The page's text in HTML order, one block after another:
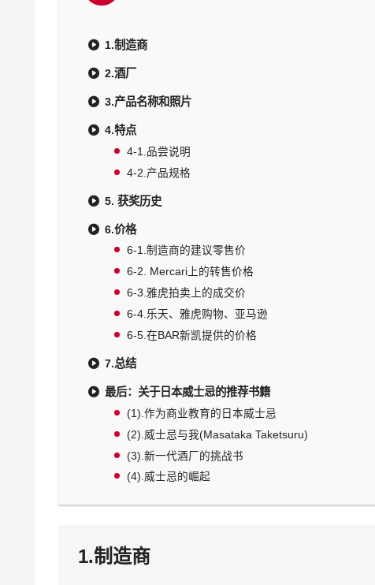
1.制造商
2.酒厂
3.产品名称和照片
4.特点
4-1.品尝说明
4-2.产品规格
5. 获奖历史
6.价格
6-1.制造商的建议零售价
6-2. Mercari上的转售价格
6-3.雅虎拍卖上的成交价
6-4.乐天、雅虎购物、亚马逊
6-5.在BAR新凯提供的价格
7.总结
最后：关于日本威士忌的推荐书籍
(1).作为商业教育的日本威士忌
(2).威士忌与我(Masataka Taketsuru)
(3).新一代酒厂的挑战书
(4).威士忌的崛起
1.制造商